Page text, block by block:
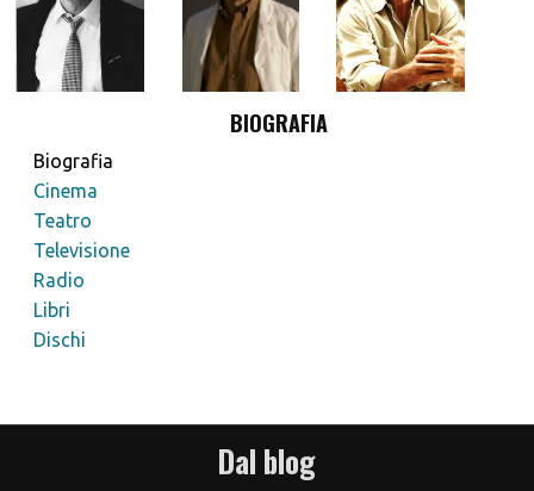
BIOGRAFIA
Biografia
Cinema
Teatro
Televisione
Radio
Libri
Dischi
Dal blog